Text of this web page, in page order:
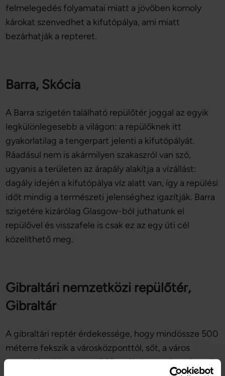
felmelegedés folyamatai miatt a jövőben komoly
károkat szenvedhet a kifutópálya, ami miatt
bezárhatják a repteret.
Barra, Skócia
A Barra szigetén található repülőtér joggal az egyik
legkülönlegesebb a világon: a repülőknek itt
gyakorlatilag a tengerpart jelenti a kifutópályát.
Ráadásul nem is akármilyen szakaszról van szó,
ugyanis a területen az árapály alakítja a vízállást:
dagály idején a kifutópálya víz alatt van, így a repülési
időt mindig a természeti jelenséghez igazítják. Barra
szigetére kizárólag Glasgow-ból juthatunk el
repülővel és visszafele is csak ez az egy úti cél
közelíthető meg.
Gibraltári nemzetközi repülőtér,
Gibraltár
A gibraltári reptér érdekessége, hogy mindössze 500
méterre fekszik a városközponttól, sőt, a város
spanyol határhoz vezető főutcája keresztben átszeli